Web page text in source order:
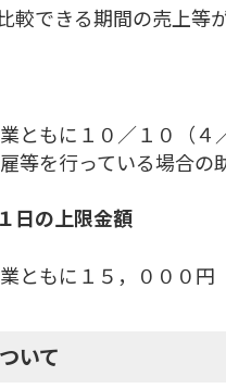
できる期間の売上等
ともに１０／１０（４
を行っている場合の助
日の上限金額
ともに１５，０００円
いて